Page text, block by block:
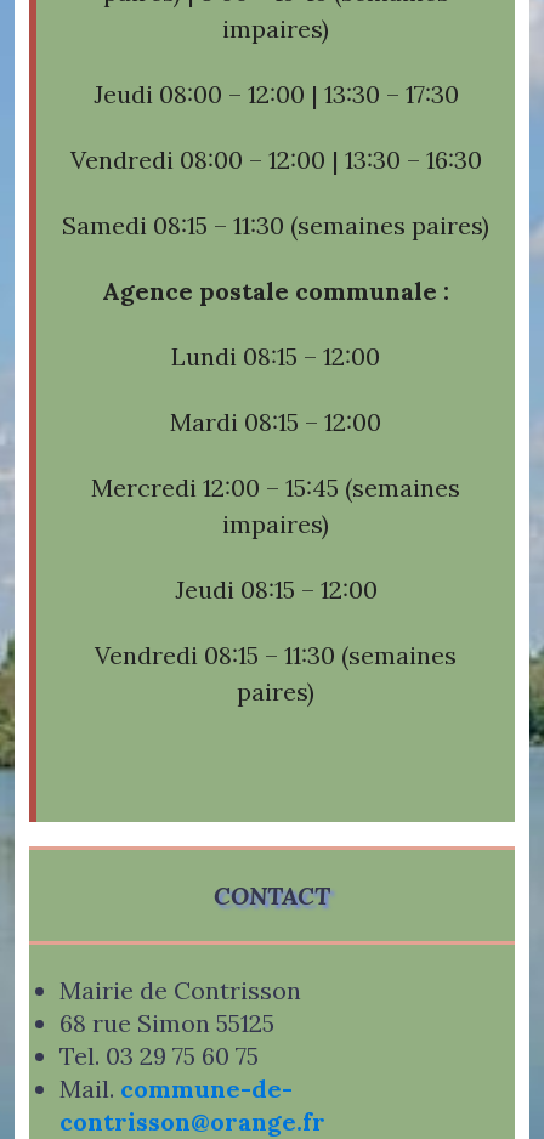
impaires)
Jeudi 08:00 – 12:00 | 13:30 – 17:30
Vendredi 08:00 – 12:00 | 13:30 – 16:30
Samedi 08:15 – 11:30 (semaines paires)
Agence postale communale :
Lundi 08:15 – 12:00
Mardi 08:15 – 12:00
Mercredi 12:00 – 15:45 (semaines
impaires)
Jeudi 08:15 – 12:00
Vendredi 08:15 – 11:30 (semaines
paires)
CONTACT
Mairie de Contrisson
68 rue Simon 55125
Tel. 03 29 75 60 75
Mail. commune-de-
contrisson@orange.fr